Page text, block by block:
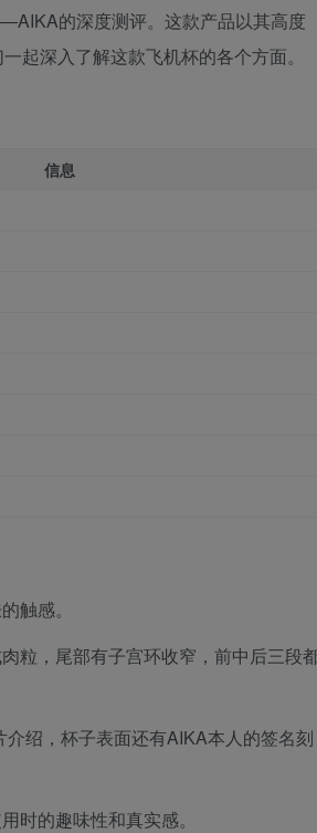
的深度测评。这款产品以其高度
起深入了解这款飞机杯的各个方面。
信息
触感。
粒，尾部有子宫环收窄，前中后三段
绍，杯子表面还有AIKA本人的签名刻
时的趣味性和真实感。